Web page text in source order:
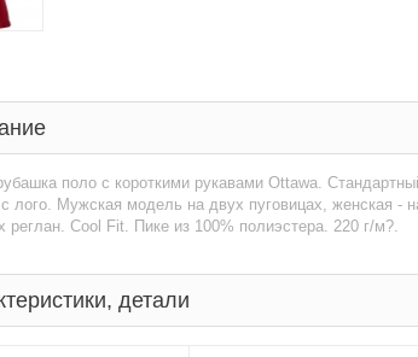
поло с короткими рукавами Ottawa.
лого. Мужская модель на двух пуговицах, женская -
реглан. Cool Fit. Пике из 100% полиэстера. 220 г/м?.
детали